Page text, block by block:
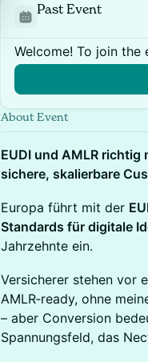
Past Event
Welcome! To join the
About Event
EUDI und AMLR
sichere, skalierbare
Europa führt mit der
Standards für digitale
Jahrzehnte ein.
Versicherer stehen vor
AMLR‑ready, ohne
– aber Conversion
Spannungsfeld, das